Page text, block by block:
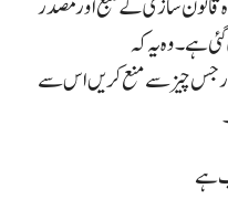
سازی کے منبع اور مصدر
جس چیز سے منع کریں اس سے